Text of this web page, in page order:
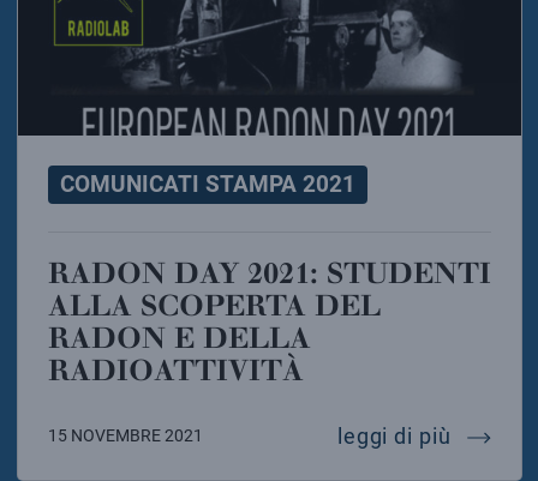
COMUNICATI STAMPA 2021
RADON DAY 2021: STUDENTI
ALLA SCOPERTA DEL
RADON E DELLA
RADIOATTIVITÀ
15 NOVEMBRE 2021 leggi di più radon